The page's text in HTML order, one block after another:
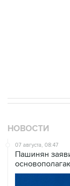
Что